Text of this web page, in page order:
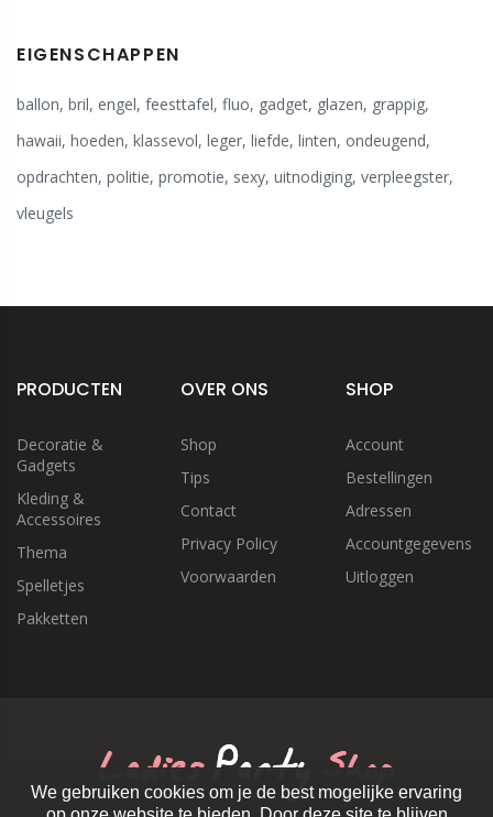
EIGENSCHAPPEN
ballon, bril, engel, feesttafel, fluo, gadget, glazen, grappig,
hawaii, hoeden, klassevol, leger, liefde, linten, ondeugend,
opdrachten, politie, promotie, sexy, uitnodiging, verpleegster,
vleugels
PRODUCTEN
Decoratie &
Gadgets
Kleding &
Accessoires
Thema
Spelletjes
Pakketten
OVER ONS
Shop
Tips
Contact
Privacy Policy
Voorwaarden
SHOP
Account
Bestellingen
Adressen
Accountgegevens
Uitloggen
We gebruiken cookies om je de best mogelijke ervaring